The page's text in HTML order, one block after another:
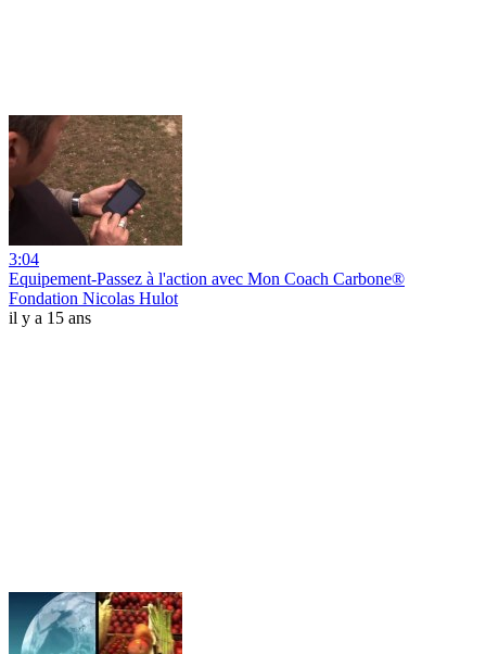
3:04
Equipement-Passez à l'action avec Mon Coach Carbone®
Fondation Nicolas Hulot
il y a 15 ans